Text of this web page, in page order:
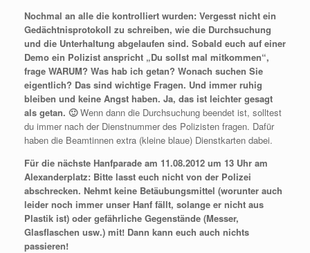
Nochmal an alle die kontrolliert wurden: Vergesst nicht ein
Gedächtnisprotokoll zu schreiben, wie die Durchsuchung
und die Unterhaltung abgelaufen sind. Sobald euch auf einer
Demo ein Polizist anspricht „Du sollst mal mitkommen“,
frage WARUM? Was hab ich getan? Wonach suchen Sie
eigentlich? Das sind wichtige Fragen. Und immer ruhig
bleiben und keine Angst haben. Ja, das ist leichter gesagt
als getan. 🙂Wenn dann die Durchsuchung beendet ist, solltest
du immer nach der Dienstnummer des Polizisten fragen. Dafür
haben die Beamtinnen extra (kleine blaue) Dienstkarten dabei.
Für die nächste Hanfparade am 11.08.2012 um 13 Uhr am
Alexanderplatz: Bitte lasst euch nicht von der Polizei
abschrecken. Nehmt keine Betäubungsmittel (worunter auch
leider noch immer unser Hanf fällt, solange er nicht aus
Plastik ist) oder gefährliche Gegenstände (Messer,
Glasflaschen usw.) mit! Dann kann euch auch nichts
passieren!